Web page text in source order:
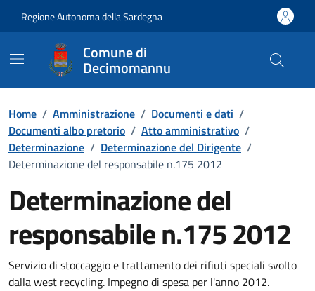
Regione Autonoma della Sardegna
Comune di
Decimomannu
Home / Amministrazione / Documenti e dati /
Documenti albo pretorio / Atto amministrativo /
Determinazione / Determinazione del Dirigente /
Determinazione del responsabile n.175 2012
Determinazione del
responsabile n.175 2012
Dettaglio del documento
Servizio di stoccaggio e trattamento dei rifiuti speciali svolto
dalla west recycling. Impegno di spesa per l'anno 2012.